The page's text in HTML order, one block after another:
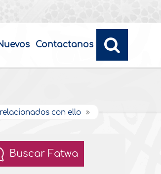
Contactanos
con ello
Buscar Fatwa